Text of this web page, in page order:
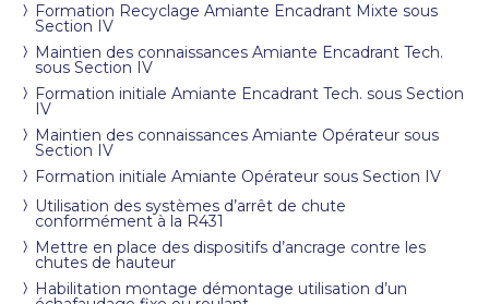
Formation Recyclage Amiante Encadrant Mixte sous
Section IV
Maintien des connaissances Amiante Encadrant Tech.
sous Section IV
Formation initiale Amiante Encadrant Tech. sous Section
IV
Maintien des connaissances Amiante Opérateur sous
Section IV
Formation initiale Amiante Opérateur sous Section IV
Utilisation des systèmes d’arrêt de chute
conformément à la R431
Mettre en place des dispositifs d’ancrage contre les
chutes de hauteur
Habilitation montage démontage utilisation d’un